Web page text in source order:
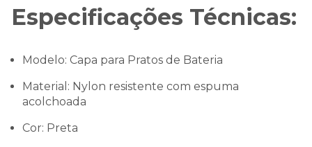
Especificações Técnicas:
Modelo: Capa para Pratos de Bateria
Material: Nylon resistente com espuma
acolchoada
Cor: Preta